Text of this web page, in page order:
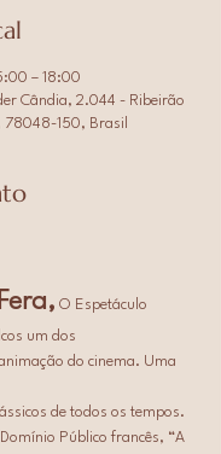
– 18:00
Cândia, 2.044 - Ribeirão
78048-150, Brasil
O Espetáculo
um dos
do cinema. Uma
de todos os tempos.
Público francês, “A